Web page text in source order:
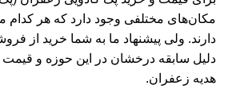
مکان‌های مختلفی وجود دارد که هر کدام
دارند. ولی پیشنهاد ما به شما خرید از
دلیل سابقه درخشان در این حوزه و
هدیه زعفران.